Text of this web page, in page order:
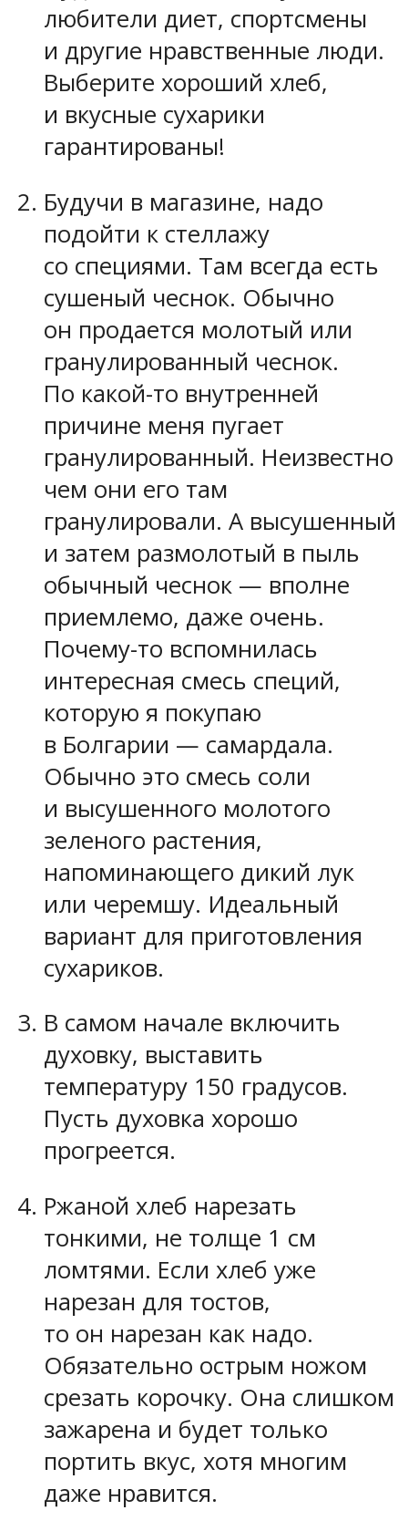
любители диет, спортсмены
и другие нравственные люди.
Выберите хороший хлеб,
и вкусные сухарики
гарантированы!
Будучи в магазине, надо
подойти к стеллажу
со специями. Там всегда есть
сушеный чеснок. Обычно
он продается молотый или
гранулированный чеснок.
По какой-то внутренней
причине меня пугает
гранулированный. Неизвестно
чем они его там
гранулировали. А высушенный
и затем размолотый в пыль
обычный чеснок — вполне
приемлемо, даже очень.
Почему-то вспомнилась
интересная смесь специй,
которую я покупаю
в Болгарии — самардала.
Обычно это смесь соли
и высушенного молотого
зеленого растения,
напоминающего дикий лук
или черемшу. Идеальный
вариант для приготовления
сухариков.
В самом начале включить
духовку, выставить
температуру 150 градусов.
Пусть духовка хорошо
прогреется.
Ржаной хлеб нарезать
тонкими, не толще 1 см
ломтями. Если хлеб уже
нарезан для тостов,
то он нарезан как надо.
Обязательно острым ножом
срезать корочку. Она слишком
зажарена и будет только
портить вкус, хотя многим
даже нравится.